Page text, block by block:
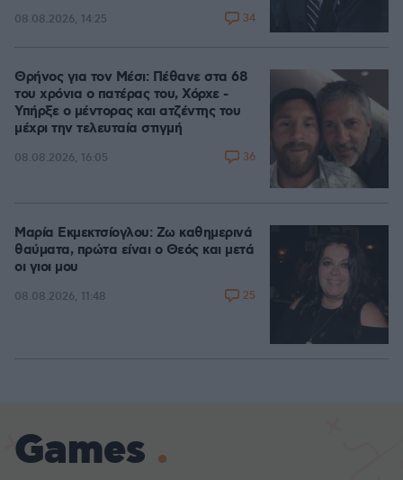
08.08.2026, 14:25 34
Θρήνος για τον Μέσι: Πέθανε στα 68
του χρόνια ο πατέρας του, Χόρχε -
Υπήρξε ο μέντορας και ατζέντης του
μέχρι την τελευταία στιγμή
08.08.2026, 16:05 36
Μαρία Εκμεκτσίογλου: Ζω καθημερινά
θαύματα, πρώτα είναι ο Θεός και μετά
οι γιοι μου
08.08.2026, 11:48 25
Games